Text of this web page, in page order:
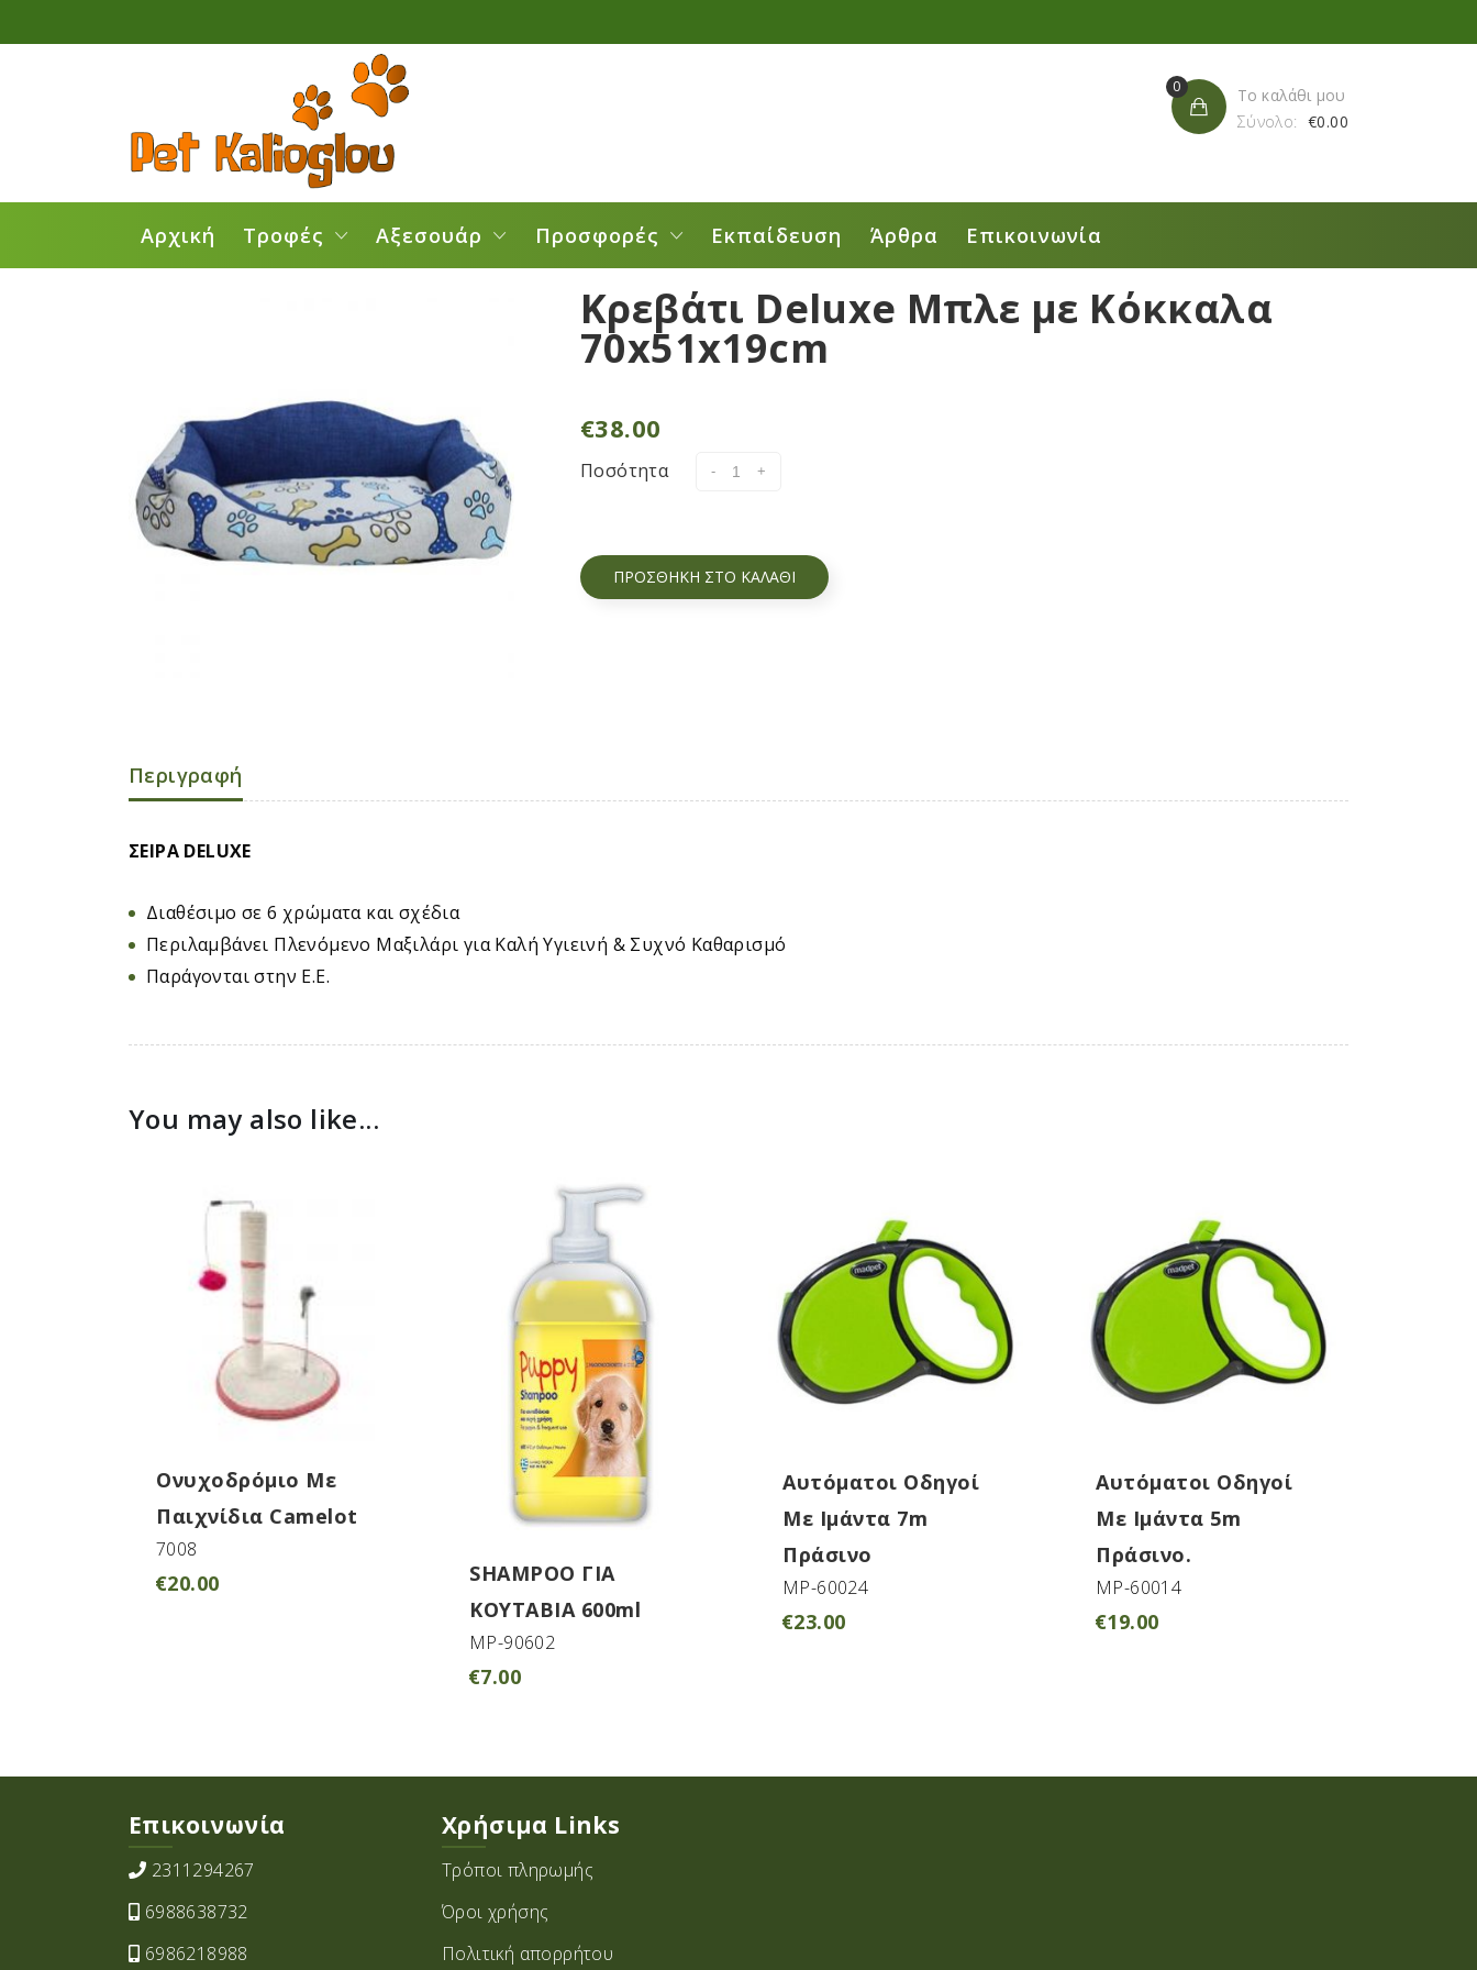
0
Το καλάθι μου
Σύνολο: €0.00
Αρχική Τροφές Αξεσουάρ Προσφορές Εκπαίδευση Άρθρα Επικοινωνία
Κρεβάτι Deluxe Μπλε με Κόκκαλα
70x51x19cm
€38.00
Ποσότητα
ΠΡΟΣΘΉΚΗ ΣΤΟ ΚΑΛΆΘΙ
Περιγραφή
ΣΕΙΡΑ DELUXE
Διαθέσιμο σε 6 χρώματα και σχέδια
Περιλαμβάνει Πλενόμενο Μαξιλάρι για Καλή Υγιεινή & Συχνό Καθαρισμό
Παράγονται στην Ε.Ε.
You may also like...
Ονυχοδρόμιο Με
Παιχνίδια Camelot
7008
€20.00
SHAMPOO ΓΙΑ
ΚΟΥΤΑΒΙΑ 600ml
MP-90602
€7.00
Αυτόματοι Οδηγοί
Με Ιμάντα 7m
Πράσινο
MP-60024
€23.00
Aυτόματοι Οδηγοί
Με Ιμάντα 5m
Πράσινο.
MP-60014
€19.00
Επικοινωνία
2311294267
6988638732
6986218988
Χρήσιμα Links
Τρόποι πληρωμής
Όροι χρήσης
Πολιτική απορρήτου